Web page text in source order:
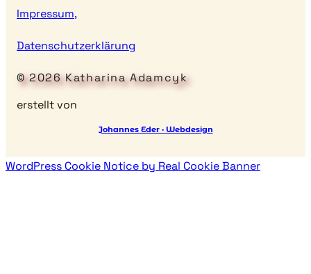
Impressum,
Datenschutzerklärung
© 2026 Katharina Adamcyk
erstellt von
Johannes Eder · Webdesign
WordPress Cookie Notice by Real Cookie Banner